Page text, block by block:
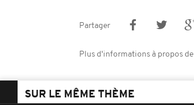
Partager
Plus d'informations à propos de
SUR LE MÊME THÈME